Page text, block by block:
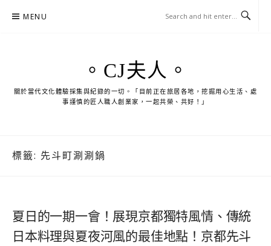
MENU
。CJ夫人。
關於當代文化體驗採集與紀錄的一切。「目前正在旅居各地，挖掘用心生活、處
事謹慎的匠人職人創業家，一起共榮、共好！」
標籤: 先斗町涮涮鍋
夏日的一期一會！展現京都獨特風情、傳統
日本料理與夏夜河風的最佳地點！京都先斗